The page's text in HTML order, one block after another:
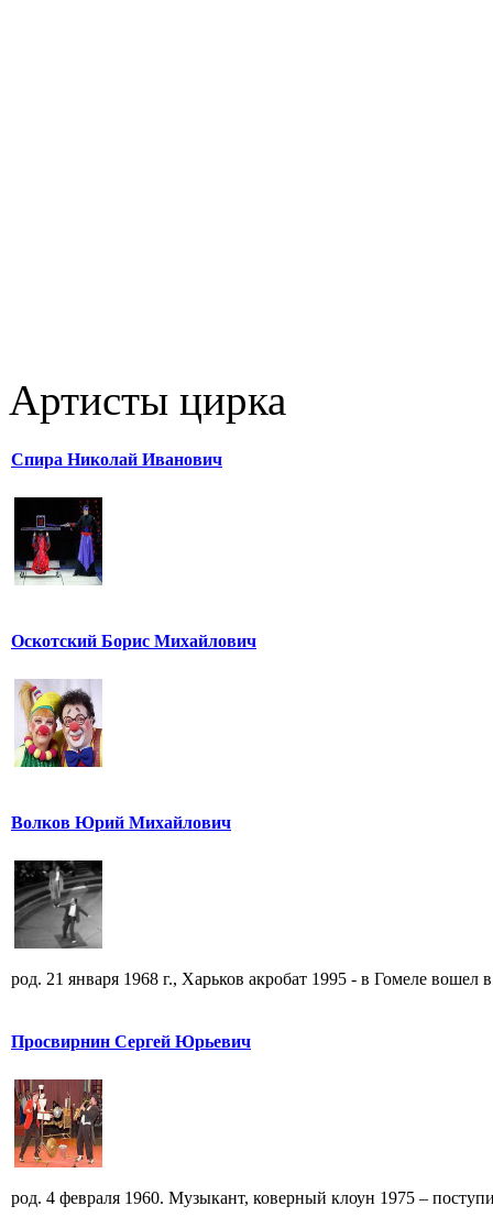
Артисты цирка
Спира Николай Иванович
Оскотский Борис Михайлович
Волков Юрий Михайлович
род. 21 января 1968 г., Харьков акробат 1995 - в Гомеле вошел
Просвирнин Сергей Юрьевич
род. 4 февраля 1960. Музыкант, коверный клоун 1975 –